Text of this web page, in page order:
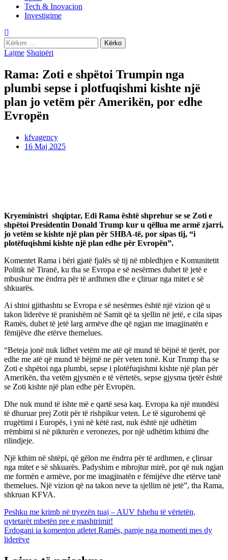
Tech & Inovacion
Investigime
Kërko
për:
Lajme Shqipëri
Rama: Zoti e shpëtoi Trumpin nga
plumbi sepse i plotfuqishmi kishte një
plan jo vetëm për Amerikën, por edhe
Evropën
kfvagency
16 Maj 2025
Kryeministri shqiptar, Edi Rama është shprehur se se Zoti e
shpëtoi Presidentin Donald Trump kur u qëllua me armë zjarri,
jo vetëm se kishte një plan për SHBA-të, por sipas tij, “i
plotëfuqishmi kishte një plan edhe për Evropën”.
Komentet Rama i bëri gjatë fjalës së tij në mbledhjen e Komunitetit
Politik në Tiranë, ku tha se Evropa e së nesërmes duhet të jetë e
mbushur me ëndrra për të ardhmen dhe e çliruar nga mitet e së
shkuarës.
Ai shtoi gjithashtu se Evropa e së nesërmes është një vizion që u
takon liderëve të pranishëm në Samit që ta sjellin në jetë, e cila sipas
Ramës, duhet të jetë larg armëve dhe që ngjan me imagjinatën e
fëmijëve dhe etërve themelues.
“Beteja jonë nuk lidhet vetëm me atë që mund të bëjnë të tjerët, por
edhe me atë që mund të bëjmë ne për veten tonë. Kur Trump tha se
Zoti e shpëtoi nga plumbi, sepse i plotëfuqishmi kishte një plan për
Amerikën, tha vetëm gjysmën e të vërtetës, sepse gjysma tjetër është
se Zoti kishte një plan edhe për Evropën.
Dhe nuk mund të ishte më e qartë sesa kaq. Evropa ka një mundësi
të dhuruar prej Zotit për të rishpikur veten. Le të sigurohemi që
rrugëtimi i Europës, i yni në këtë rast, nuk është një udhëtim
rrëmbimi si në pikturën e veronezes, por një udhëtim kthimi dhe
rilindjeje.
Një kthim në shtëpi, që gëlon me ëndrra për të ardhmen, e çliruar
nga mitet e së shkuarës. Padyshim e mbrojtur mirë, por që nuk ngjan
me formën e armëve, por me imagjinatën e fëmijëve dhe etërve tanë
themelues. Një vizion që na takon neve ta sjellim në jetë”, tha Rama,
shkruan KFVA.
Lëvizje
te
postimet
Peshku me krimb në tryezën tuaj – AUV fshehu të vërtetën,
qytetarët mbetën pre e mashtrimit!
Erdogani ia komenton atletet Ramës, pamje nga momenti mes dy
liderëve